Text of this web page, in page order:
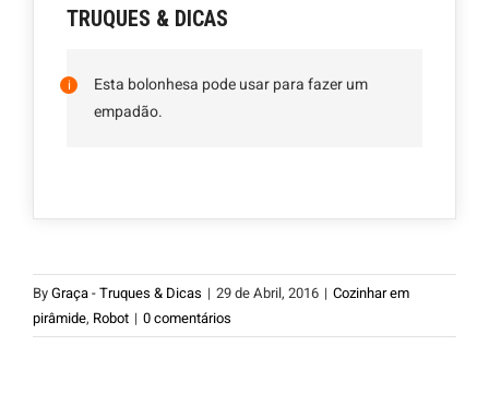
TRUQUES & DICAS
Esta bolonhesa pode usar para fazer um
empadão.
ByGraça - Truques & Dicas | 29 de Abril, 2016 | Cozinhar em
pirâmide, Robot | 0 comentários